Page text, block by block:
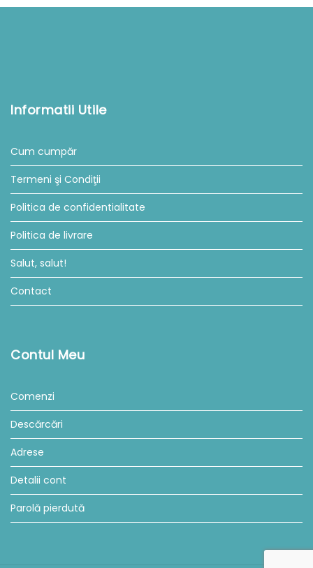
Informatii Utile
Cum cumpăr
Termeni şi Condiţii
Politica de confidentialitate
Politica de livrare
Salut, salut!
Contact
Contul Meu
Comenzi
Descărcări
Adrese
Detalii cont
Parolă pierdută